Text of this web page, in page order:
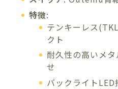
特徴:
テンキーレス
クト
耐久性の高いメ
せ
バックライトLED